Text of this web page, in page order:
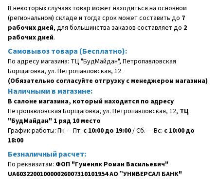
В некоторых случаях товар может находиться на основном
(региональном) складе и тогда срок может составить до 7
рабочих дней, для большинства заказов составляет до 2
рабочих дней.
Самовывоз товара (Бесплатно):
По адресу магазина: ТЦ "БудМайдан", Петропавловская
Борщаговка, ул. Петропавловская, 12
(Обязательно согласуйте отгрузку с менеджером магазина)
Наличными в магазине:
В салоне магазина, который находится по адресу
Петропавловская Борщаговка, ул. Петропавловская, 12, ТЦ
"БудМайдан" 1 ряд 10 место
График работы: Пн — Пт: с 10:00 до 19:00/ Сб. — Вс: с 10:00 до
18:00
Безналичный расчет:
По реквизитам: ФОП "Гуменяк Роман Васильевич"
UA603220010000026007310101954 АО ”УНИВЕРСАЛ БАНК"